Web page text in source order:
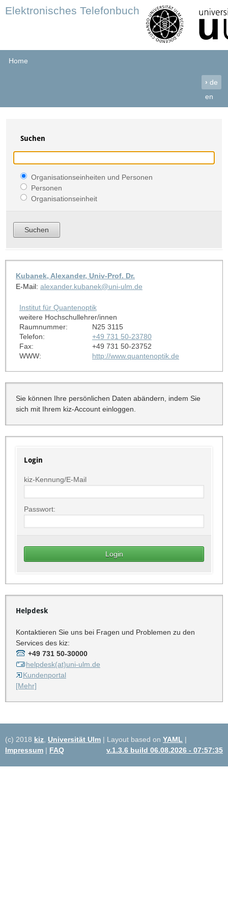
Elektronisches Telefonbuch
Home
› de
en
Suchen
Organisationseinheiten und Personen
Personen
Organisationseinheit
Kubanek, Alexander, Univ-Prof. Dr.
E-Mail: alexander.kubanek@uni-ulm.de
Institut für Quantenoptik
weitere Hochschullehrer/innen
Raumnummer:
N25 3115
Telefon:
+49 731 50-23780
Fax:
+49 731 50-23752
WWW:
http://www.quantenoptik.de
Sie können Ihre persönlichen Daten abändern, indem Sie
sich mit Ihrem kiz-Account einloggen.
Login
kiz-Kennung/E-Mail
Passwort:
Helpdesk
Kontaktieren Sie uns bei Fragen und Problemen zu den
Services des kiz:
+49 731 50-30000
helpdesk(at)uni-ulm.de
Kundenportal
[Mehr]
(c) 2018 kiz Universität Ulm | Layout based on YAML |
Impressum | FAQ v.1.3.6 build 06.08.2026 - 07:57:35